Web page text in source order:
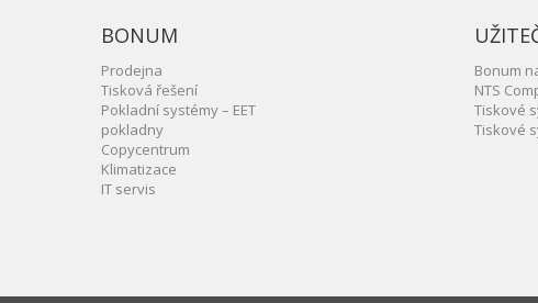
BONUM
Prodejna
Tisková řešení
Pokladní systémy – EET
pokladny
Copycentrum
Klimatizace
IT servis
Bonum
NTS
Tiskové
Tiskové